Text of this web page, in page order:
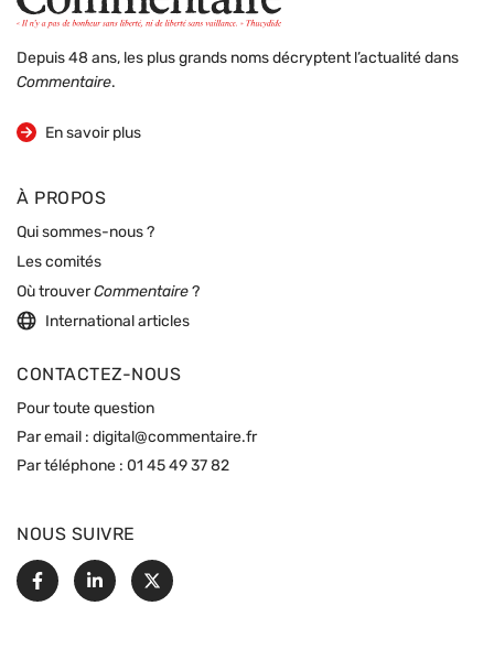
Depuis 48 ans, les plus grands noms décryptent l’actualité dans
Commentaire.
En savoir plus
sur la revue
À PROPOS
Qui sommes-nous ?
Les comités
Où trouverCommentaire ?
International articles
CONTACTEZ-NOUS
Pour toute question
Par email : digital@commentaire.fr
Par téléphone : 01 45 49 37 82
NOUS SUIVRE
FacebookLinkedin
X